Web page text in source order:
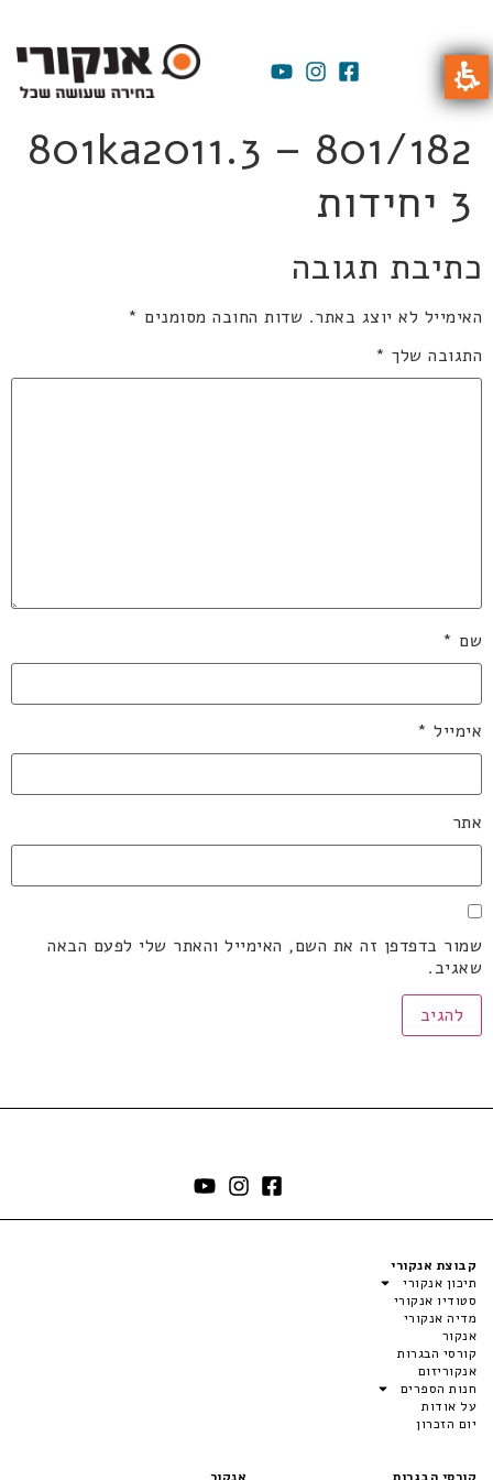
801ka2011.3 – 801/182
3 יחידות
כתיבת תגובה
האימייל לא יוצג באתר. שדות החובה מסומנים *
התגובה שלך *
שם *
אימייל *
אתר
שמור בדפדפן זה את השם, האימייל והאתר שלי לפעם הבאה
שאגיב.
קבוצת אנקורי
תיכון אנקורי
סטודיו אנקורי
מדיה אנקורי
אנקור
קורסי הבגרות
אנקוריזום
חנות הספרים
על אודות
יום הזכרון